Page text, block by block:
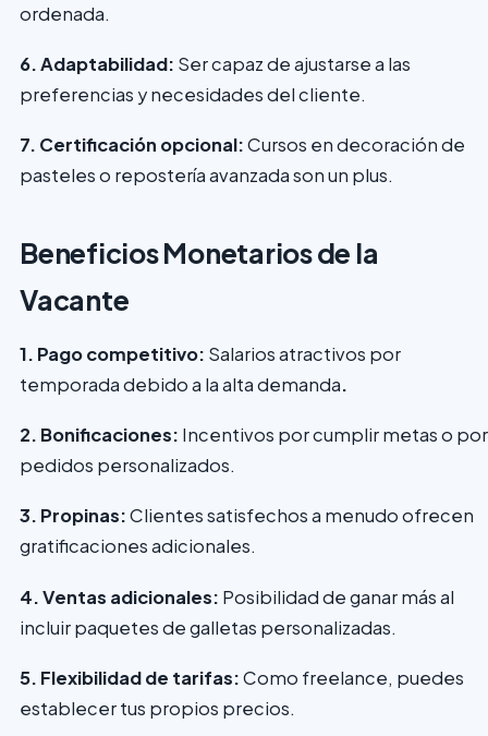
ordenada.
6. Adaptabilidad: Ser capaz de ajustarse a las
preferencias y necesidades del cliente.
7. Certificación opcional:Cursos en decoración de
pasteles o repostería avanzada son un plus.
Beneficios Monetarios de la
Vacante
1. Pago competitivo: Salarios atractivos por
temporada debido a la alta demanda.
2. Bonificaciones: Incentivos por cumplir metas o por
pedidos personalizados.
3. Propinas:Clientes satisfechos a menudo ofrecen
gratificaciones adicionales.
4. Ventas adicionales: Posibilidad de ganar más al
incluir paquetes de galletas personalizadas.
5. Flexibilidad de tarifas:Como freelance, puedes
establecer tus propios precios.